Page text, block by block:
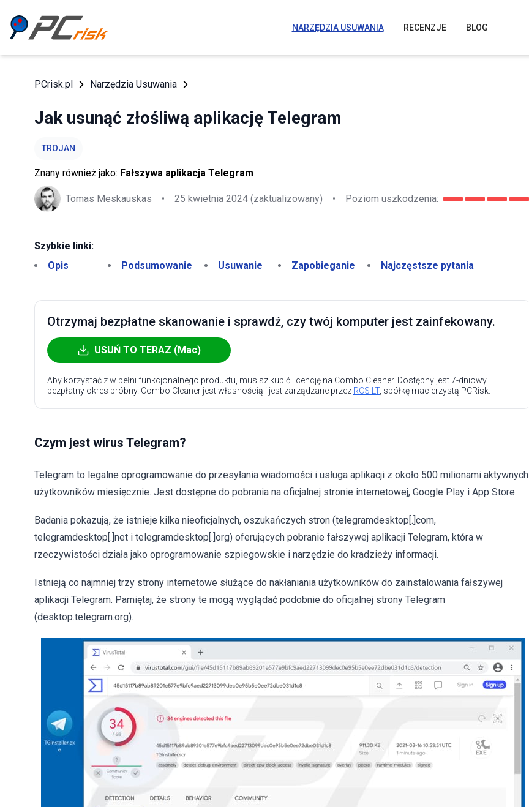
NARZĘDZIA USUWANIA RECENZJE BLOG
PCrisk.pl Narzędzia Usuwania
Jak usunąć złośliwą aplikację Telegram
TROJAN
Znany również jako: Fałszywa aplikacja Telegram
Tomas Meskauskas • 25 kwietnia 2024 (zaktualizowany) • Poziom uszkodzenia:
Szybkie linki:
Opis
Podsumowanie Usuwanie Zapobieganie Najczęstsze pytania
Otrzymaj bezpłatne skanowanie i sprawdź, czy twój komputer jest zainfekowany.
USUŃ TO TERAZ (Mac)
Aby korzystać z w pełni funkcjonalnego produktu, musisz kupić licencję na Combo Cleaner. Dostępny jest 7-dniowy
bezpłatny okres próbny. Combo Cleaner jest własnością i jest zarządzane przez RCS LT, spółkę macierzystą PCRisk.
Czym jest wirus Telegram?
Telegram to legalne oprogramowanie do przesyłania wiadomości i usługa aplikacji z około 500 milionami aktywnych
użytkowników miesięcznie. Jest dostępne do pobrania na oficjalnej stronie internetowej, Google Play i App Store.
Badania pokazują, że istnieje kilka nieoficjalnych, oszukańczych stron (telegramdesktop[.]com,
telegramdesktop[.]net i telegramdesktop[.]org) oferujących pobranie fałszywej aplikacji Telegram, która w
rzeczywistości działa jako oprogramowanie szpiegowskie i narzędzie do kradzieży informacji.
Istnieją co najmniej trzy strony internetowe służące do nakłaniania użytkowników do zainstalowania fałszywej
aplikacji Telegram. Pamiętaj, że strony te mogą wyglądać podobnie do oficjalnej strony Telegram
(desktop.telegram.org).